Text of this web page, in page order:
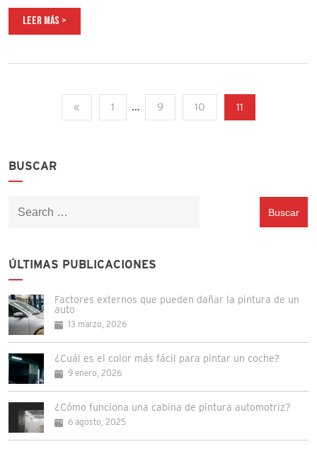
LEER MÁS >
« 1 … 9 10 11
BUSCAR
ÚLTIMAS PUBLICACIONES
Factores externos que pueden dañar la pintura de un
auto
13 marzo, 2026
¿Cuál es el color más fácil para pintar un coche?
9 enero, 2026
¿Cómo funciona una cabina de pintura automotriz?
6 agosto, 2025